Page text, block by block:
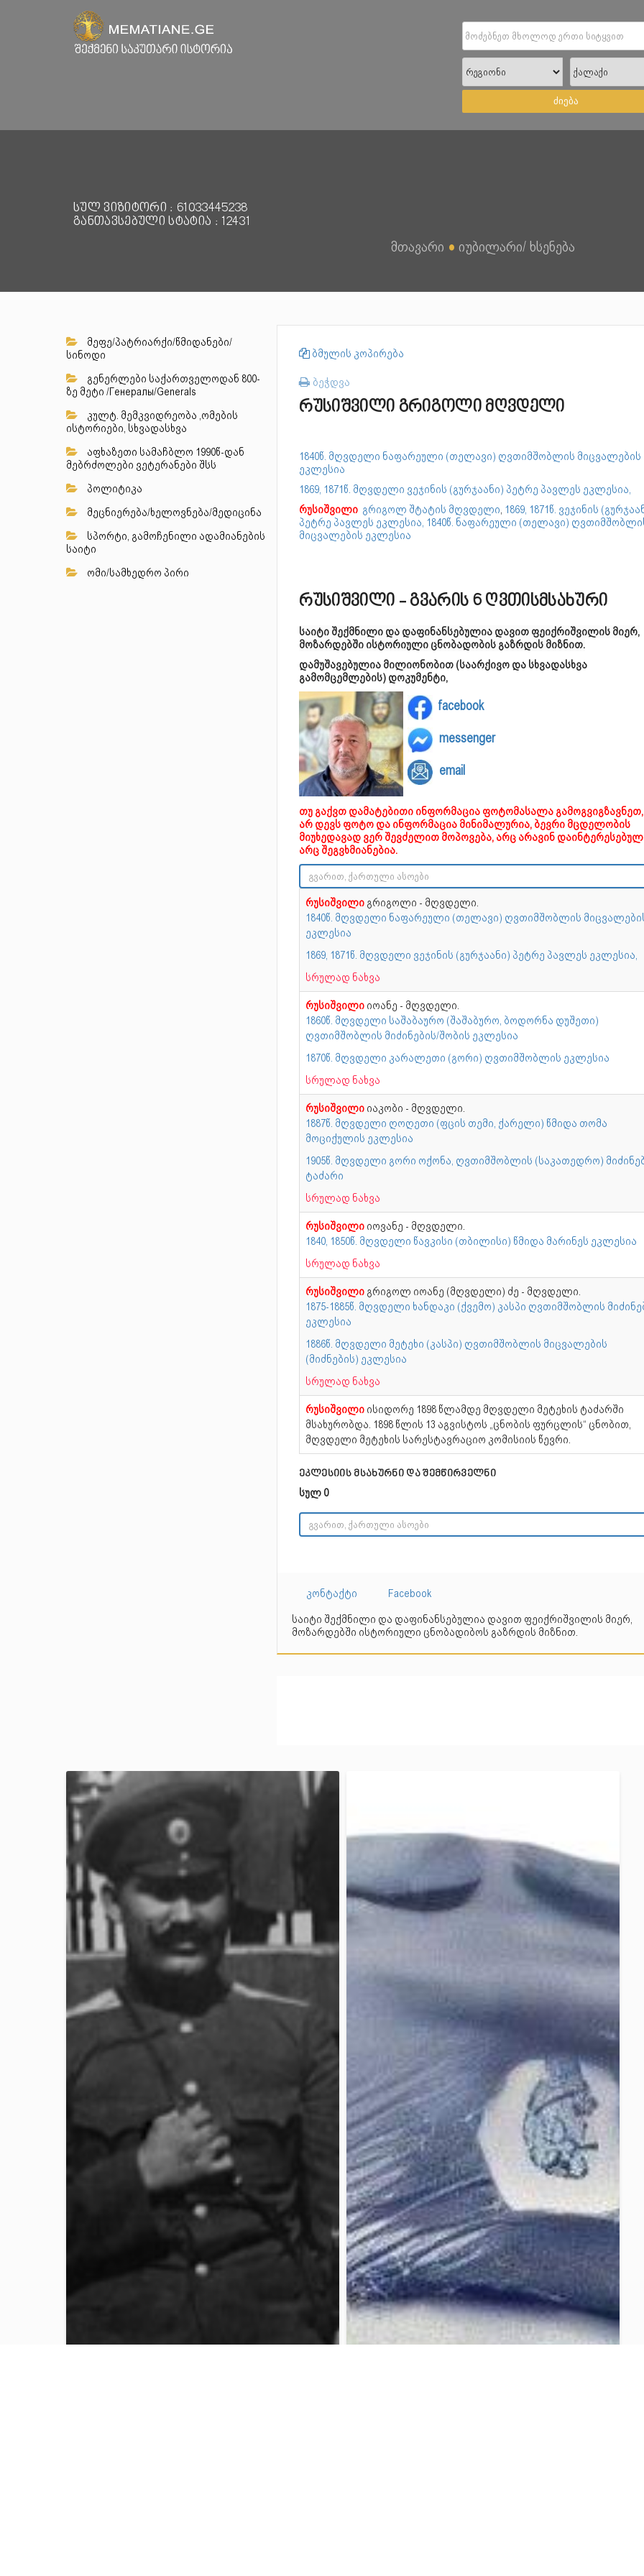
ძიება
სულ ვიზიტორი : 61033445238
განთავსებული სტატია : 12431
მთავარი ● იუბილარი/ ხსენება
მეფე/პატრიარქი/წმიდანები/
სინოდი
გენერლები საქართველოდან 800-
ზე მეტი /Генералы/Generals
კულტ. მემკვიდრეობა ,ომების
ისტორიები, სხვადასხვა
აფხაზეთი სამაჩბლო 1990წ-დან
მებრძოლები ვეტერანები შსს
პოლიტიკა
მეცნიერება/ხელოვნება/მედიცინა
სპორტი, გამოჩენილი ადამიანების
საიტი
ომი/სამხედრო პირი
ბმულის კოპირება
ბეჭდვა
რუსიშვილი გრიგოლი მღვდელი
1840წ. მღვდელი ნაფარეული (თელავი) ღვთიმშობლის მიცვალების
ეკლესია
1869, 1871წ. მღვდელი ვეჯინის (გურჯაანი) პეტრე პავლეს ეკლესია,
რუსიშვილი გრიგოლ შტატის მღვდელი, 1869, 1871წ. ვეჯინის
პეტრე პავლეს ეკლესია, 1840წ. ნაფარეული (თელავი)
მიცვალების ეკლესია
რუსიშვილი - გვარის 6 ღვთისმსახური
საიტი შექმნილი და დაფინანსებულია დავით ფეიქრიშვილის მიერ,
მოზარდებში ისტორიული ცნობადობის გაზრდის მიზნით.
დამუშავებულია მილიონობით (საარქივო და სხვადასხვა
გამომცემლების) დოკუმენტი,
facebook
messenger
email
თუ გაქვთ დამატებითი ინფორმაცია ფოტომასალა
არ დევს ფოტო და ინფორმაცია მინიმალურია, ბევრი მცდელობის
მიუხედავად ვერ შევძელით მოპოვება, არც არავინ
არც შეგვხმიანებია.
რუსიშვილიგრიგოლი - მღვდელი.
1840წ. მღვდელი ნაფარეული (თელავი) ღვთიმშობლის
ეკლესია
1869, 1871წ. მღვდელი ვეჯინის (გურჯაანი) პეტრე პავლეს ეკლესია,
სრულად ნახვა
რუსიშვილიიოანე - მღვდელი.
1860წ. მღვდელი საშაბაურო (შაშაბურო, ბოდორნა დუშეთი)
ღვთიმშობლის მიძინების/შობის ეკლესია
1870წ. მღვდელი კარალეთი (გორი) ღვთიმშობლის ეკლესია
სრულად ნახვა
რუსიშვილიიაკობი - მღვდელი.
1887წ. მღვდელი ღოღეთი (ფცის თემი, ქარელი) წმიდა თომა
მოციქულის ეკლესია
1905წ. მღვდელი გორი ოქონა, ღვთიმშობლის (საკათედრო)
ტაძარი
სრულად ნახვა
რუსიშვილიიოვანე - მღვდელი.
1840, 1850წ. მღვდელი წავკისი (თბილისი) წმიდა მარინეს ეკლესია
სრულად ნახვა
რუსიშვილიგრიგოლ იოანე (მღვდელი) ძე - მღვდელი.
1875-1885წ. მღვდელი ხანდაკი (ქვემო) კასპი ღვთიმშობლის
ეკლესია
1886წ. მღვდელი მეტეხი (კასპი) ღვთიმშობლის მიცვალების
(მიძნების) ეკლესია
სრულად ნახვა
რუსიშვილიისიდორე 1898 წლამდე მღვდელი მეტეხის ტაძარში
მსახურობდა. 1898 წლის 13 აგვისტოს „ცნობის ფურცლის“ ცნობით,
მღვდელი მეტეხის სარესტავრაციო კომისიის წევრი.
ეკლესიის მსახურნი და შემწირველნი
სულ 0
კონტაქტი
Facebook
საიტი შექმნილი და დაფინანსებულია დავით ფეიქრიშვილის მიერ,
მოზარდებში ისტორიული ცნობადიბოს გაზრდის მიზნით.